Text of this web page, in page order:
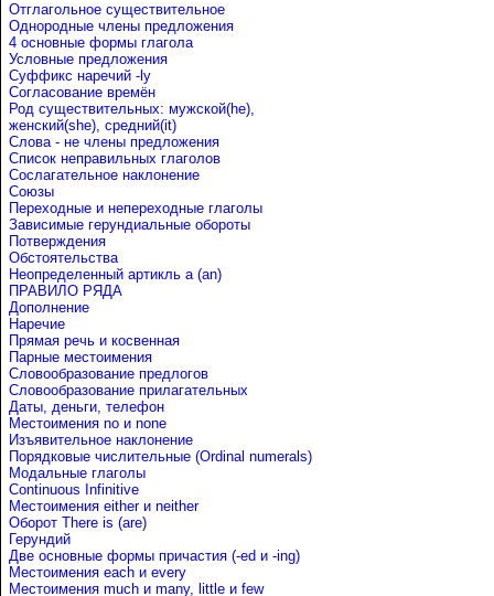
Отглагольное существительное
Однородные члены предложения
4 основные формы глагола
Условные предложения
Cуффикс наречий -ly
Согласование времён
Род существительных: мужской(he),
женский(she), средний(it)
Слова - не члены предложения
Список неправильных глаголов
Сослагательное наклонение
Союзы
Переходные и непереходные глаголы
Зависимые герундиальные обороты
Потверждения
Обстоятельства
Неопределенный артикль a (an)
ПРАВИЛО РЯДА
Дополнение
Наречие
Прямая речь и косвенная
Парные местоимения
Словообразование предлогов
Словообразование прилагательных
Даты, деньги, телефон
Местоимения no и none
Изъявительное наклонение
Порядковые числительные (Ordinal numerals)
Модальные глаголы
Continuous Infinitive
Местоимения either и neither
Оборот There is (are)
Герундий
Две основные формы причастия (-ed и -ing)
Местоимения each и every
Местоимения much и many, little и few